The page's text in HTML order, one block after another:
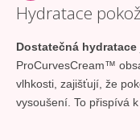
Hydratace
Dostatečná hydratace
ProCurvesCream™
vlhkosti, zajišťují, že
vysoušení. To přispívá